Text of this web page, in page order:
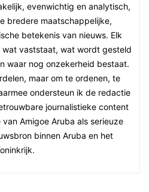
evenwichtig en analytisch,
bredere maatschappelijke,
betekenis van nieuws. Elk
vaststaat, wat wordt gesteld
waar nog onzekerheid bestaat.
maar om te ordenen, te
ondersteun ik de redactie
journalistieke content
Amigoe Aruba als serieuze
binnen Aruba en het